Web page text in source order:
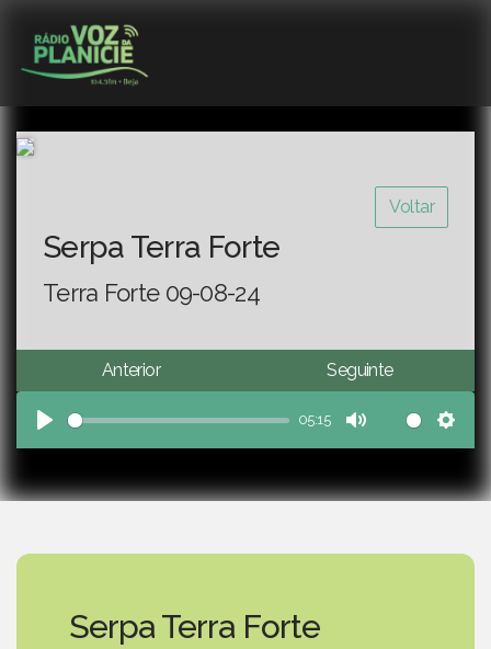
Voltar
Serpa Terra Forte
Terra Forte 09-08-24
Anterior Seguinte
Play
05:15
Mute
Serpa Terra Forte